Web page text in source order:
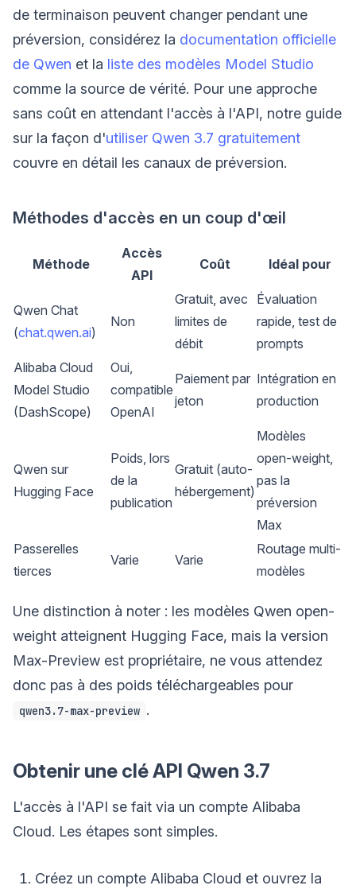
de terminaison peuvent changer pendant une
préversion, considérez la documentation officielle
de Qwen et la liste des modèles Model Studio
comme la source de vérité. Pour une approche
sans coût en attendant l'accès à l'API, notre guide
sur la façon d'utiliser Qwen 3.7 gratuitement
couvre en détail les canaux de préversion.
Méthodes d'accès en un coup d'œil
Méthode
Accès
API
Coût Idéal pour
Qwen Chat
(chat.qwen.ai)
Non
Gratuit, avec
limites de
débit
Évaluation
rapide, test de
prompts
Alibaba Cloud
Model Studio
(DashScope)
Oui,
compatible
OpenAI
Paiement par
jeton
Intégration en
production
Qwen sur
Hugging Face
Poids, lors
de la
publication
Gratuit (auto-
hébergement)
Modèles
open-weight,
pas la
préversion
Max
Passerelles
tierces
Varie Varie
Routage multi-
modèles
Une distinction à noter : les modèles Qwen open-
weight atteignent Hugging Face, mais la version
Max-Preview est propriétaire, ne vous attendez
donc pas à des poids téléchargeables pour
qwen3.7-max-preview .
Obtenir une clé API Qwen 3.7
L'accès à l'API se fait via un compte Alibaba
Cloud. Les étapes sont simples.
Créez un compte Alibaba Cloud et ouvrez la